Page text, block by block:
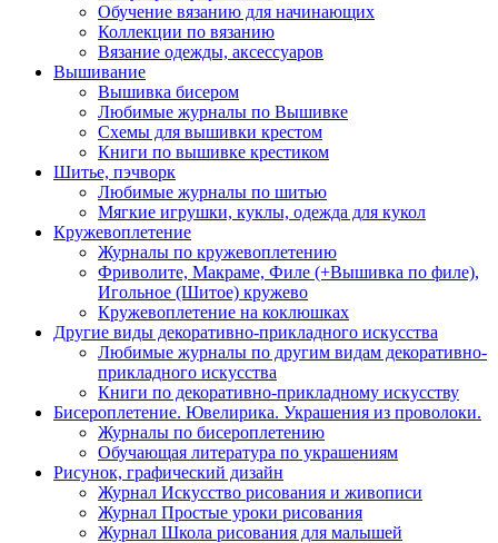
Обучение вязанию для начинающих
Коллекции по вязанию
Вязание одежды, аксессуаров
Вышивание
Вышивка бисером
Любимые журналы по Вышивке
Схемы для вышивки крестом
Книги по вышивке крестиком
Шитье, пэчворк
Любимые журналы по шитью
Мягкие игрушки, куклы, одежда для кукол
Кружевоплетение
Журналы по кружевоплетению
Фриволите, Макраме, Филе (+Вышивка по филе),
Игольное (Шитое) кружево
Кружевоплетение на коклюшках
Другие виды декоративно-прикладного искусства
Любимые журналы по другим видам декоративно-
прикладного искусства
Книги по декоративно-прикладному искусству
Бисероплетение. Ювелирика. Украшения из проволоки.
Журналы по бисероплетению
Обучающая литература по украшениям
Рисунок, графический дизайн
Журнал Искусство рисования и живописи
Журнал Простые уроки рисования
Журнал Школа рисования для малышей